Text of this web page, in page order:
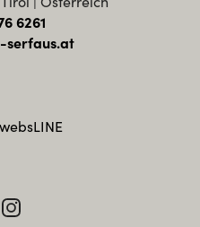
6261
serfaus.at